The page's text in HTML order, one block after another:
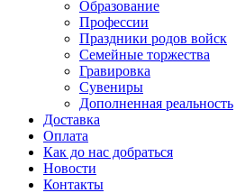
Образование
Профессии
Праздники родов войск
Семейные торжества
Гравировка
Сувениры
Дополненная реальность
Доставка
Оплата
Как до нас добраться
Новости
Контакты